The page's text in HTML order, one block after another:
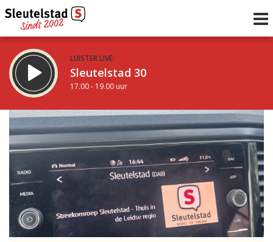
LUISTER LIVE:
Sleutelstad 30
17.00 - 19.00 uur
STRAKS:
De avond van Sleutelstad
19.00 - 0.00 uur
Vorig uur
uur 1 van 0 Volgend uur